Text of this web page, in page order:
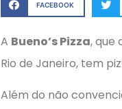
FACEBOOK
A Bueno’s Pizza, que
Rio de Janeiro, tem
Além do não